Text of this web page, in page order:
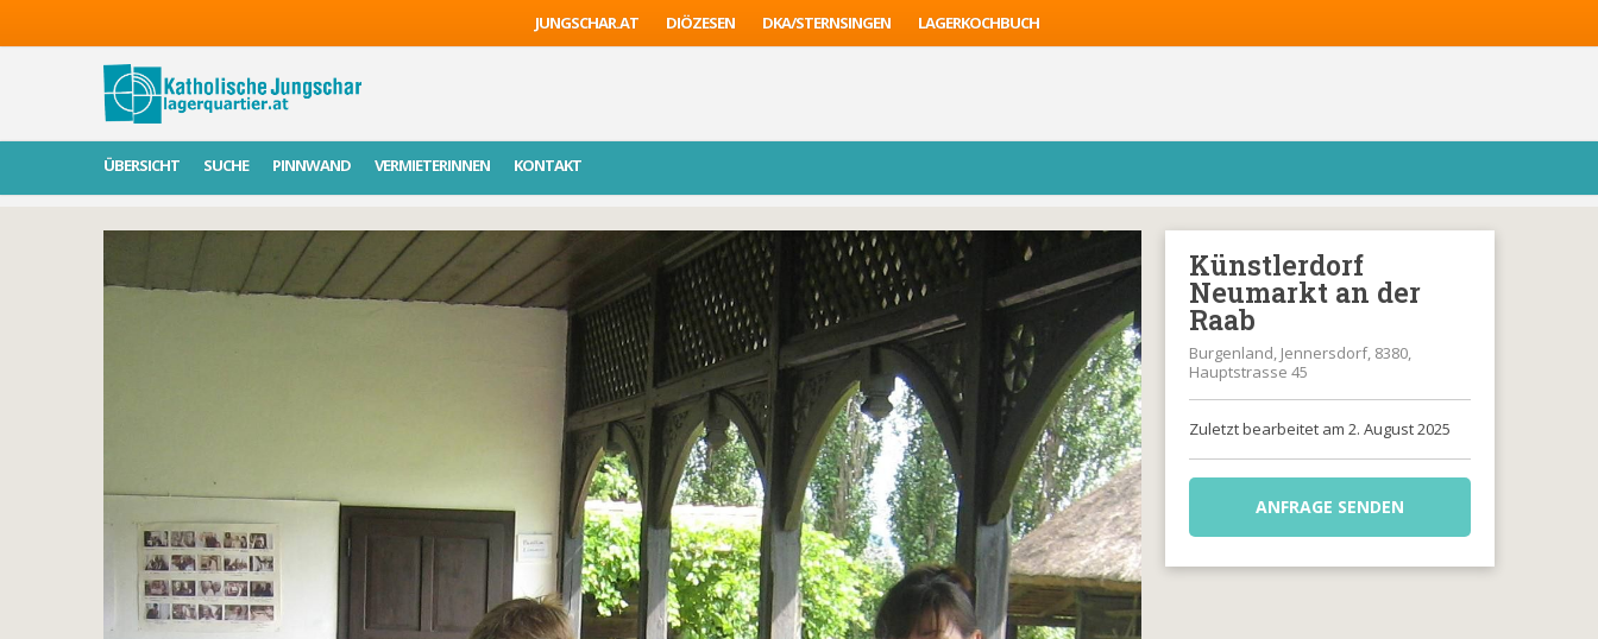
JUNGSCHAR.AT DIÖZESEN DKA/STERNSINGEN LAGERKOCHBUCH
ÜBERSICHT SUCHE PINNWAND VERMIETERINNEN KONTAKT
Künstlerdorf
Neumarkt an der
Raab
Burgenland, Jennersdorf, 8380,
Hauptstrasse 45
Zuletzt bearbeitet am 2. August 2025
ANFRAGE SENDEN